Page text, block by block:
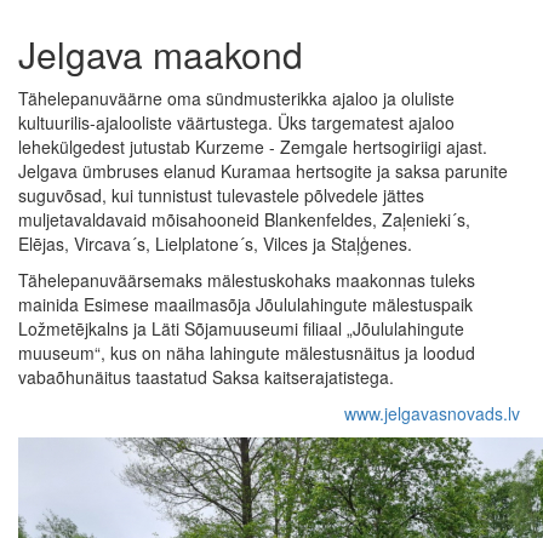
Jelgava maakond
Tähelepanuväärne oma sündmusterikka ajaloo ja oluliste
kultuurilis-ajalooliste väärtustega. Üks targematest ajaloo
lehekülgedest jutustab Kurzeme - Zemgale hertsogiriigi ajast.
Jelgava ümbruses elanud Kuramaa hertsogite ja saksa parunite
suguvõsad, kui tunnistust tulevastele põlvedele jättes
muljetavaldavaid mõisahooneid Blankenfeldes, Zaļenieki´s,
Elējas, Vircava´s, Lielplatone´s, Vilces ja Staļģenes.
Tähelepanuväärsemaks mälestuskohaks maakonnas tuleks
mainida Esimese maailmasõja Jõululahingute mälestuspaik
Ložmetējkalns ja Läti Sõjamuuseumi filiaal „Jõululahingute
muuseum“, kus on näha lahingute mälestusnäitus ja loodud
vabaõhunäitus taastatud Saksa kaitserajatistega.
www.jelgavasnovads.lv